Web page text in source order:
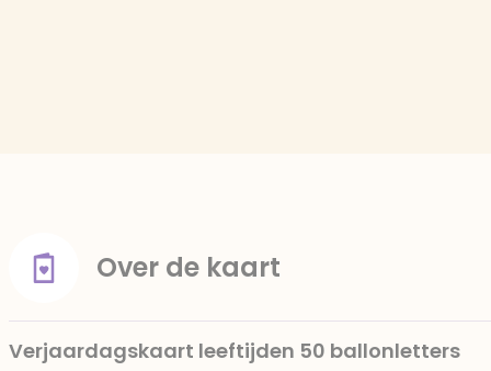
Over de kaart
Verjaardagskaart leeftijden 50 ballonletters